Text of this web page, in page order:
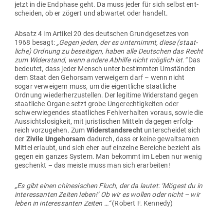
jetzt in die End­phase geht. Da muss jeder für sich selbst ent­
scheiden, ob er zögert und abwartet oder handelt.
Absatz 4 im Artikel 20 des deut­schen Grund­ge­setzes von
1968 besagt: „Gegen jeden, der es unter­nimmt, diese (staat­
liche) Ordnung zu besei­tigen, haben alle Deut­schen das Recht
zum Wider­stand, wenn andere Abhilfe nicht möglich ist.“Das
bedeutet, dass jeder Mensch unter bestimmten Umständen
dem Staat den Gehorsam ver­weigern darf – wenn nicht
sogar ver­weigern muss, um die eigent­liche staat­liche
Ordnung wie­der­her­zu­stellen. Der legitime Wider­stand gegen
staat­liche Organe setzt grobe Unge­rech­tig­keiten oder
schwer­wie­gendes staat­liches Fehl­ver­halten voraus, sowie die
Aus­sichts­lo­sigkeit, mit juris­ti­schen Mitteln dagegen erfolg­
reich vor­zu­gehen. Zum Wider­stands­recht unter­scheidet sich
der Zivile Unge­horsam dadurch, dass er keine gewalt­samen
Mittel erlaubt, und sich eher auf ein­zelne Bereiche bezieht als
gegen ein ganzes System. Man bekommt im Leben nur wenig
geschenkt – das meiste muss man sich erarbeiten!
„Es gibt einen chi­ne­si­schen Fluch, der da lautet: ‘Mögest du in
inter­es­santen Zeiten leben!’ Ob wir es wollen oder nicht – wir
leben in inter­es­santen Zeiten …“(Robert F. Kennedy)